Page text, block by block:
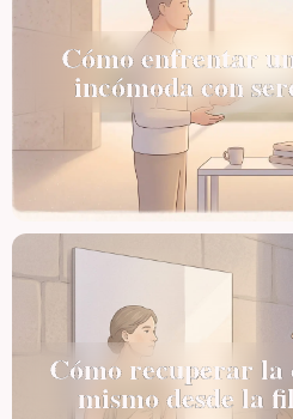
Cómo enfrentar
incómoda con
Cómo recuperar la
mismo desde la